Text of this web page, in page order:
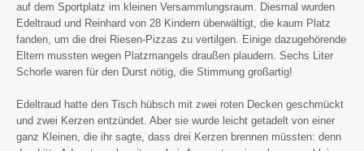
auf dem Sportplatz im kleinen Versammlungsraum. Diesmal wurden
Edeltraud und Reinhard von 28 Kindern überwältigt, die kaum Platz
fanden, um die drei Riesen-Pizzas zu vertilgen. Einige dazugehörende
Eltern mussten wegen Platzmangels draußen plaudern. Sechs Liter
Schorle waren für den Durst nötig, die Stimmung großartig!
Edeltraud hatte den Tisch hübsch mit zwei roten Decken geschmückt
und zwei Kerzen entzündet. Aber sie wurde leicht getadelt von einer
ganz Kleinen, die ihr sagte, dass drei Kerzen brennen müssten: denn